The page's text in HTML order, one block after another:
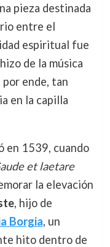
pieza destinada
entre el
espiritual fue
de la música
por ende, tan
en la capilla
en 1539, cuando
et laetare
la elevación
, hijo de
Borgia, un
hito dentro de